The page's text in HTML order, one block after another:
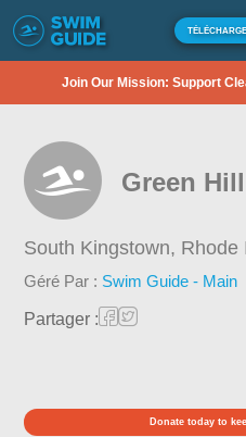
Join Our Mission: Support
Green
South Kingstown, Rhode
Géré Par : Swim Guide - Main
Partager :
Donate today to